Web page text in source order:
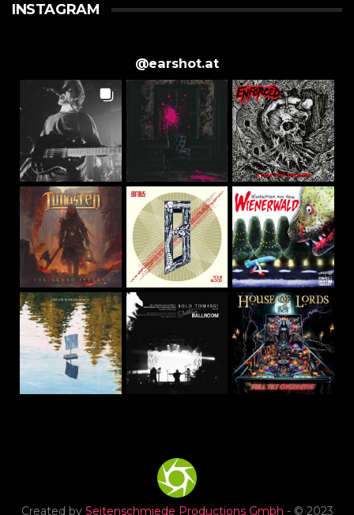
INSTAGRAM
@earshot.at
Created by Seitenschmiede Productions Gmbh - © 2023